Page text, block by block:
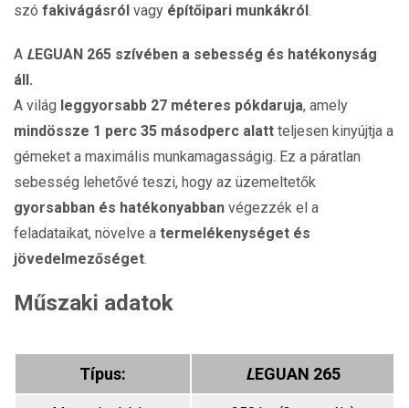
szó fakivágásról vagy építőipari munkákról.
A LEGUAN 265 szívében a sebesség és hatékonyság
áll.
A világ leggyorsabb 27 méteres pókdaruja, amely
mindössze 1 perc 35 másodperc alatt teljesen kinyújtja a
gémeket a maximális munkamagasságig. Ez a páratlan
sebesség lehetővé teszi, hogy az üzemeltetők
gyorsabban és hatékonyabban végezzék el a
feladataikat, növelve a termelékenységet és
jövedelmezőséget.
Műszaki adatok
Típus: LEGUAN 265